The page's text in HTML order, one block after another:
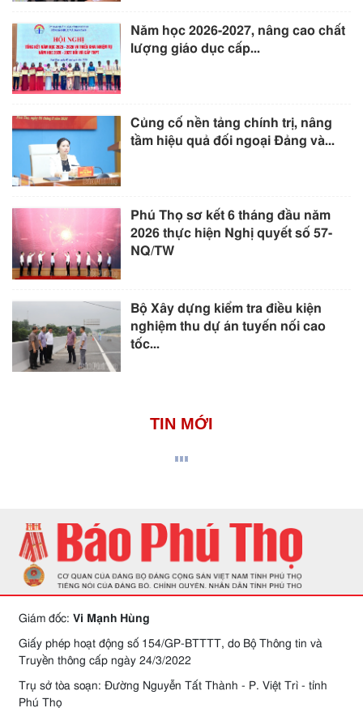
Năm học 2026-2027, nâng cao chất
lượng giáo dục cấp...
Củng cố nền tảng chính trị, nâng
tầm hiệu quả đối ngoại Đảng và...
Phú Thọ sơ kết 6 tháng đầu năm
2026 thực hiện Nghị quyết số 57-
NQ/TW
Bộ Xây dựng kiểm tra điều kiện
nghiệm thu dự án tuyến nối cao
tốc...
TIN MỚI
Giám đốc: Vi Mạnh Hùng
Giấy phép hoạt động số 154/GP-BTTTT, do Bộ Thông tin và
Truyền thông cấp ngày 24/3/2022
Trụ sở tòa soạn: Đường Nguyễn Tất Thành - P. Việt Trì - tỉnh
Phú Thọ